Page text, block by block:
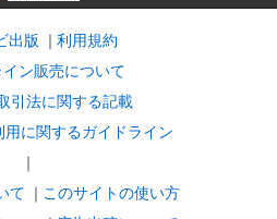
出版
利用規約
イン販売について
引法に関する記載
に関するガイドライン
｜
て
このサイトの使い方